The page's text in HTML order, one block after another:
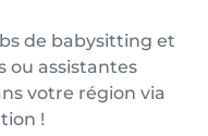
de babysitting et
ou assistantes
votre région via
!